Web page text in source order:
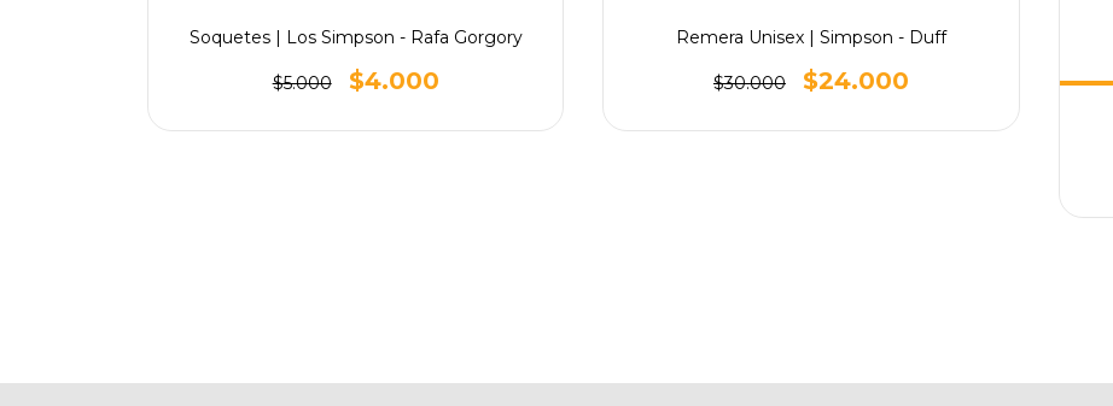
Soquetes | Los Simpson - Rafa Gorgory
$5.000 $4.000
Remera Unisex | Simpson - Duff
$30.000 $24.000